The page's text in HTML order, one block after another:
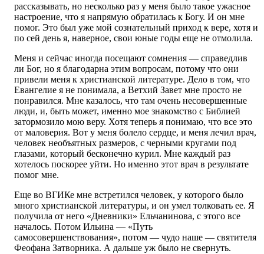
рассказывать, но несколько раз у меня было такое ужасное
настроение, что я напрямую обратилась к Богу. И он мне
помог. Это был уже мой сознательный приход к вере, хотя и
по сей день я, наверное, свои юные годы еще не отмолила.
Меня и сейчас иногда посещают сомнения — справедлив
ли Бог, но я благодарна этим вопросам, потому что они
привели меня к христианской литературе. Дело в том, что
Евангелие я не понимала, а Ветхий Завет мне просто не
понравился. Мне казалось, что там очень несовершенные
люди, и, быть может, именно мое знакомство с Библией
затормозило мою веру. Хотя теперь я понимаю, что все это
от маловерия. Вот у меня болело сердце, и меня лечил врач,
человек необъятных размеров, с черными кругами под
глазами, который бесконечно курил. Мне каждый раз
хотелось поскорее уйти. Но именно этот врач в результате
помог мне.
Еще во ВГИКе мне встретился человек, у которого было
много христианской литературы, и он умел толковать ее. Я
получила от него «Дневники» Ельчанинова, с этого все
началось. Потом Ильина — «Путь
самосовершенствования», потом — чудо наше — святителя
Феофана Затворника. А дальше уж было не свернуть.